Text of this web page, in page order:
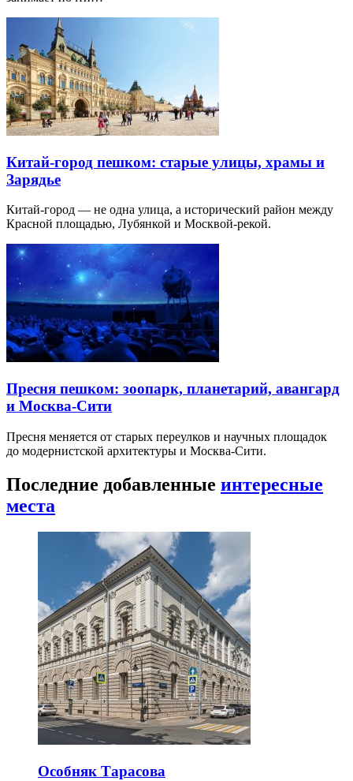
Китай-город пешком: старые улицы, храмы и
Зарядье
Китай-город — не одна улица, а исторический район между
Красной площадью, Лубянкой и Москвой-рекой.
Пресня пешком: зоопарк, планетарий, авангард
и Москва-Сити
Пресня меняется от старых переулков и научных площадок
до модернистской архитектуры и Москва-Сити.
Последние добавленные интересные
места
Особняк Тарасова